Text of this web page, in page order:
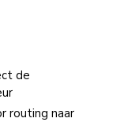
de
routing naar